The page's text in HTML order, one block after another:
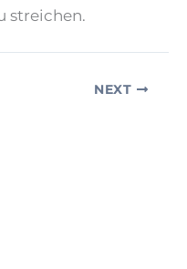
streichen.
NEXT